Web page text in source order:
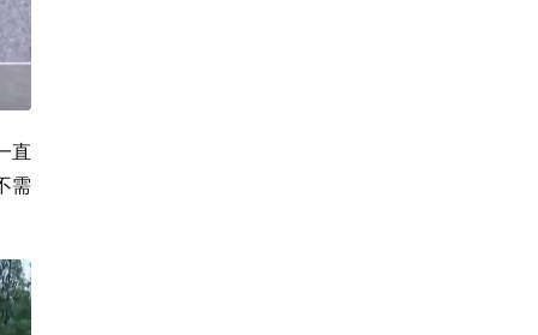
直
需